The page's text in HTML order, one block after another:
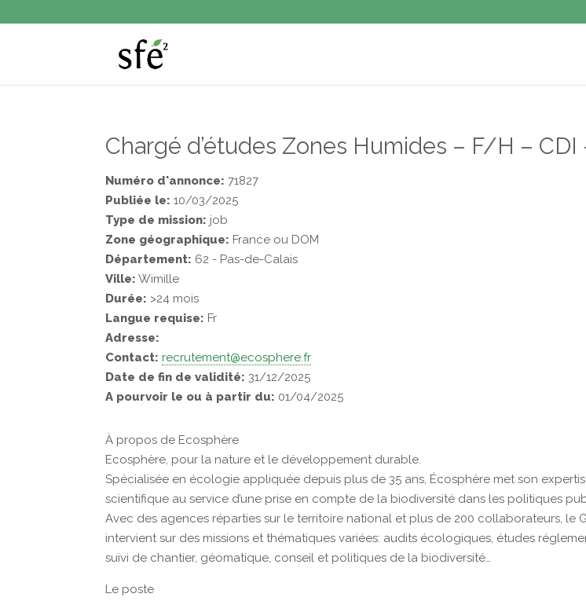
Chargé d’études Zones Humides – F/H – CDI
Numéro d'annonce: 71827
Publiée le: 10/03/2025
Type de mission: job
Zone géographique: France ou DOM
Département: 62 - Pas-de-Calais
Ville: Wimille
Durée: >24 mois
Langue requise: Fr
Adresse:
Contact: recrutement@ecosphere.fr
Date de fin de validité: 31/12/2025
A pourvoir le ou à partir du: 01/04/2025
À propos de Ecosphère
Ecosphère, pour la nature et le développement durable.
Spécialisée en écologie appliquée depuis plus de 35 ans, Écosphère met son
scientifique au service d’une prise en compte de la biodiversité dans les politiques
Avec des agences réparties sur le territoire national et plus de 200 collaborateurs, le
intervient sur des missions et thématiques variées: audits écologiques, études
suivi de chantier, géomatique, conseil et politiques de la biodiversité…
Le poste